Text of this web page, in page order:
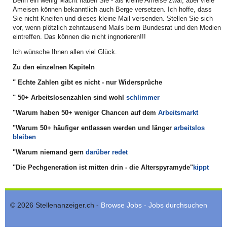
Ameisen können bekanntlich auch Berge versetzen. Ich hoffe, dass
Sie nicht Kneifen und dieses kleine Mail versenden. Stellen Sie sich
vor, wenn plötzlich zehntausend Mails beim Bundesrat und den Medien
eintreffen. Das können die nicht ingnorieren!!!
Ich wünsche Ihnen allen viel Glück.
Zu den einzelnen Kapiteln
" Echte Zahlen gibt es nicht - nur Widersprüche
" 50+ Arbeitslosenzahlen sind wohl schlimmer
"Warum haben 50+ weniger Chancen auf dem Arbeitsmarkt
"Warum 50+ häufiger entlassen werden und länger arbeitslos
bleiben
"Warum niemand gern darüber redet
"Die Pechgeneration ist mitten drin - die Alterspyramyde"kippt
© 2026 Stellenanzeiger.ch - Browse Jobs - Jobs durchsuchen